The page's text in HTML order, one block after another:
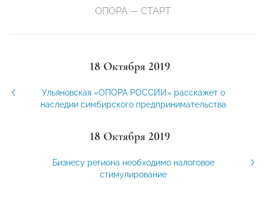
ОПОРА — СТАРТ
18 Октября 2019
Ульяновская «ОПОРА РОССИИ» расскажет о
наследии симбирского предпринимательства
18 Октября 2019
Бизнесу региона необходимо налоговое
стимулирование